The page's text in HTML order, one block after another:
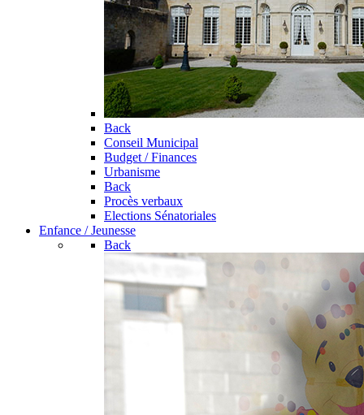
Back
Conseil Municipal
Budget / Finances
Urbanisme
Back
Procès verbaux
Elections Sénatoriales
Enfance / Jeunesse
Back